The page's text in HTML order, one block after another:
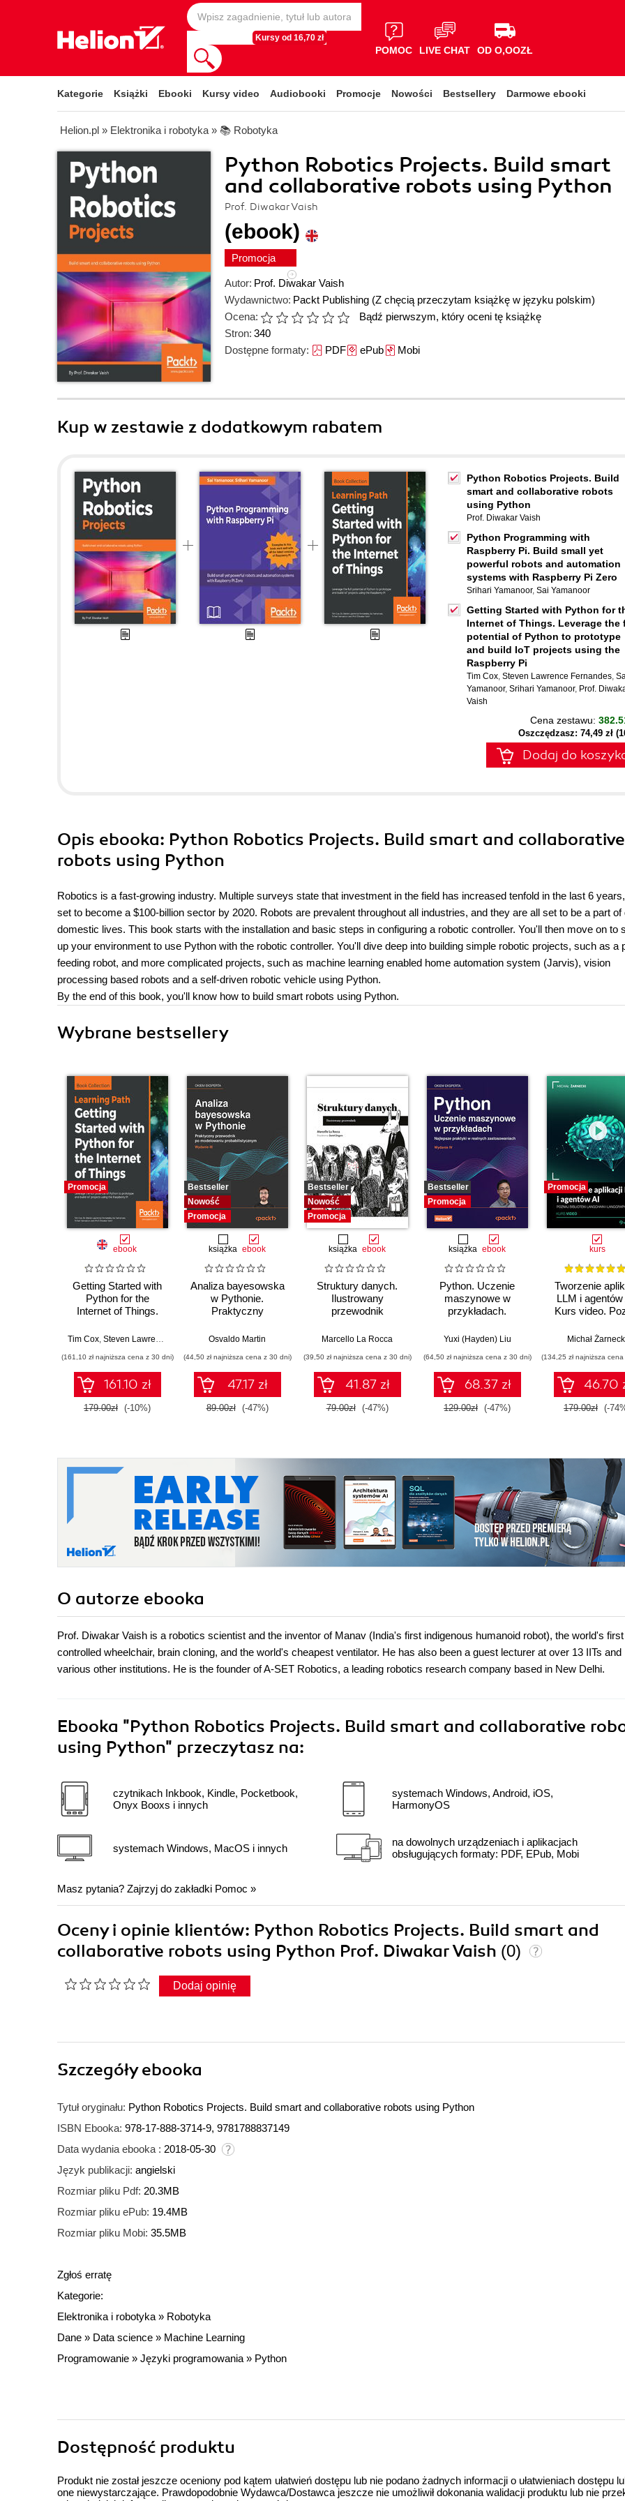
Kursy od 16,70 zł
POMOC LIVE CHAT OD O,OOZŁ
Kategorie Książki Ebooki Kursy video Audiobooki Promocje Nowości Bestsellery Darmowe ebooki
Helion.pl » Elektronika i robotyka » 📚 Robotyka
Python Robotics Projects. Build smart
and collaborative robots using Python
Prof. Diwakar Vaish
(ebook)
Promocja
Autor: Prof. Diwakar Vaish
Wydawnictwo: Packt Publishing (Z chęcią przeczytam książkę w języku polskim)
Ocena:
Bądź pierwszym, który oceni tę książkę
Stron: 340
Dostępne formaty: PDFePubMobi
Kup w zestawie z dodatkowym rabatem
Python Robotics Projects. Build
smart and collaborative robots
using Python
Prof. Diwakar Vaish
Python Programming with
Raspberry Pi. Build small yet
powerful robots and automation
systems with Raspberry Pi Zero
Srihari Yamanoor, Sai Yamanoor
Getting Started with Python for
Internet of Things. Leverage the
potential of Python to prototype
and build IoT projects using the
Raspberry Pi
Tim Cox, Steven Lawrence Fernandes,
Yamanoor, Srihari Yamanoor, Prof.
Vaish
Cena zestawu:
Oszczędzasz: 74,49 zł
Dodaj do
Opis ebooka: Python Robotics Projects. Build smart and collaborative
robots using Python
Robotics is a fast-growing industry. Multiple surveys state that investment in the field has increased tenfold in the last 6
set to become a $100-billion sector by 2020. Robots are prevalent throughout all industries, and they are all set to be a part of
domestic lives. This book starts with the installation and basic steps in configuring a robotic controller. You'll then move on to
up your environment to use Python with the robotic controller. You'll dive deep into building simple robotic projects, such as a
feeding robot, and more complicated projects, such as machine learning enabled home automation system (Jarvis), vision
processing based robots and a self-driven robotic vehicle using Python.
By the end of this book, you'll know how to build smart robots using Python.
Wybrane bestsellery
Promocja
ebook
Getting Started with
Python for the
Internet of Things.
potential of Python to
IoT projects using the
Raspberry Pi
Tim Cox, Steven Lawrence Fernandes ,Sai Yamanoor Srihari Yamanoor,Prof. Diwakar Vaish
(161,10 zł najniższa cena z 30 dni)
161.10 zł
179.00zł (-10%)
Bestseller
Nowość
Promocja
książka ebook
Analiza bayesowska
w Pythonie.
Praktyczny
modelowaniu
Wydanie III
Osvaldo Martin
(44,50 zł najniższa cena z 30 dni)
47.17 zł
89.00zł (-47%)
Bestseller
Nowość
Promocja
książka ebook
Struktury danych.
Ilustrowany
przewodnik
Marcello La Rocca
(39,50 zł najniższa cena z 30 dni)
41.87 zł
79.00zł (-47%)
Bestseller
Promocja
książka ebook
Python. Uczenie
maszynowe w
przykładach.
realnych
Wydanie IV
Yuxi (Hayden) Liu
(64,50 zł najniższa cena z 30 dni)
68.37 zł
129.00zł (-47%)
Promocja
kurs
Tworzenie
LLM i agentów
Kurs video.
LangGraph
Michał
(134,25 zł najniższa
46.70
179.00zł (-
O autorze ebooka
Prof. Diwakar Vaish is a robotics scientist and the inventor of Manav (India's first indigenous humanoid robot), the world's
controlled wheelchair, brain cloning, and the world's cheapest ventilator. He has also been a guest lecturer at over 13 IITs and
various other institutions. He is the founder of A-SET Robotics, a leading robotics research company based in New Delhi.
Ebooka "Python Robotics Projects. Build smart and collaborative
using Python" przeczytasz na:
czytnikach Inkbook, Kindle, Pocketbook,
Onyx Booxs i innych
systemach Windows, MacOS i innych
systemach Windows, Android, iOS,
HarmonyOS
na dowolnych urządzeniach i aplikacjach
obsługujących formaty: PDF, EPub, Mobi
Masz pytania? Zajrzyj do zakładki Pomoc »
Oceny i opinie klientów: Python Robotics Projects. Build smart and
collaborative robots using Python Prof. Diwakar Vaish (0)
Dodaj opinię
Szczegółyebooka
Tytuł oryginału: Python Robotics Projects. Build smart and collaborative robots using Python
ISBN Ebooka: 978-17-888-3714-9, 9781788837149
Data wydania ebooka : 2018-05-30
Język publikacji: angielski
Rozmiar pliku Pdf: 20.3MB
Rozmiar pliku ePub: 19.4MB
Rozmiar pliku Mobi: 35.5MB
Zgłoś erratę
Kategorie:
Elektronika i robotyka » Robotyka
Dane » Data science » Machine Learning
Programowanie » Języki programowania » Python
Dostępność produktu
Produkt nie został jeszcze oceniony pod kątem ułatwień dostępu lub nie podano żadnych informacji o ułatwieniach dostępu
one niewystarczające. Prawdopodobnie Wydawca/Dostawca jeszcze nie umożliwił dokonania walidacji produktu lub nie